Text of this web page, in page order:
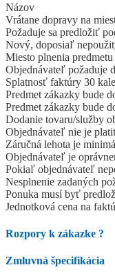
Názov
Vrátane dopravy na
Požaduje sa predložiť
Nový, doposiaľ
Miesto plnenia
Objednávateľ požaduje
Splatnosť faktúry 30
Predmet zákazky bude
Predmet zákazky bude
Dodanie tovaru/služby
Objednávateľ nie je
Záručná lehota je
Objednávateľ je
Pokiaľ objednávateľ
Nesplnenie zadaných
Ponuka musí byť
Jednotková cena na
Rozpory k zákazke ?
Zmluvná špecifikácia